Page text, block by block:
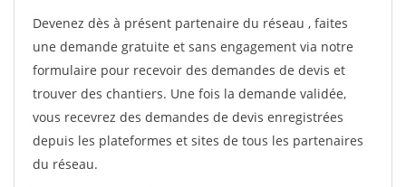
Devenez dès à présent partenaire du réseau , faites
une demande gratuite et sans engagement via notre
formulaire pour recevoir des demandes de devis et
trouver des chantiers. Une fois la demande validée,
vous recevrez des demandes de devis enregistrées
depuis les plateformes et sites de tous les partenaires
du réseau.